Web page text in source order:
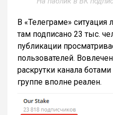
В «Телеграме» ситуация
там подписано 23 тыс.
публикации
пользователей.
раскрутки канала ботами
группе вполне реален.